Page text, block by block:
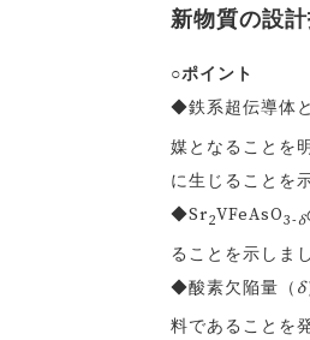
新物質の設
○ポイント
◆鉄系超伝導体
媒となることを
に生じることを
◆Sr2VFeAsO3-δ
ることを示しま
◆酸素欠陥量（ δ
料であることを